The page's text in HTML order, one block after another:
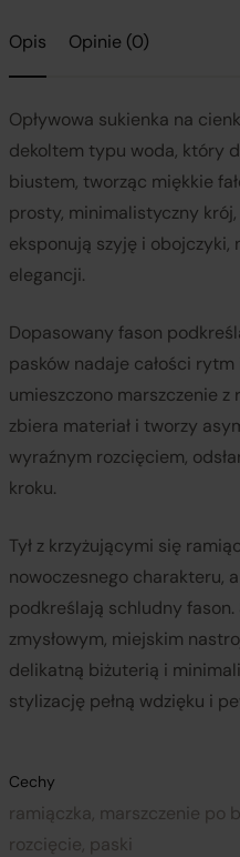
Opis Opinie (0)
Opływowa sukienka na
dekoltem typu woda, który
biustem, tworząc miękkie
prosty, minimalistyczny
eksponują szyję i
elegancji.
Dopasowany fason
pasków nadaje całości
umieszczono marszczenie
zbiera materiał i tworzy
wyraźnym rozcięciem,
kroku.
Tył z krzyżującymi się
nowoczesnego charakteru,
podkreślają schludny fason.
zmysłowym, miejskim
delikatną biżuterią i
stylizację pełną wdzięku i
Cechy
ramiączka, marszczenie po
rozcięcie, paski